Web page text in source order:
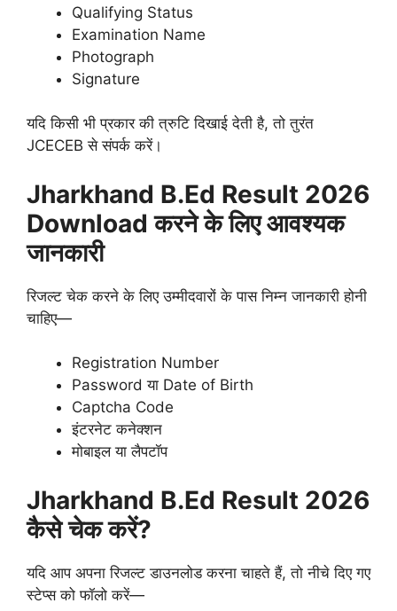
Qualifying Status
Examination Name
Photograph
Signature
यदि किसी भी प्रकार की त्रुटि दिखाई देती है, तो तुरंत
JCECEB से संपर्क करें।
Jharkhand B.Ed Result 2026
Download करने के लिए आवश्यक
जानकारी
रिजल्ट चेक करने के लिए उम्मीदवारों के पास निम्न जानकारी होनी
चाहिए—
Registration Number
Password या Date of Birth
Captcha Code
इंटरनेट कनेक्शन
मोबाइल या लैपटॉप
Jharkhand B.Ed Result 2026
कैसे चेक करें?
यदि आप अपना रिजल्ट डाउनलोड करना चाहते हैं, तो नीचे दिए गए
स्टेप्स को फॉलो करें—